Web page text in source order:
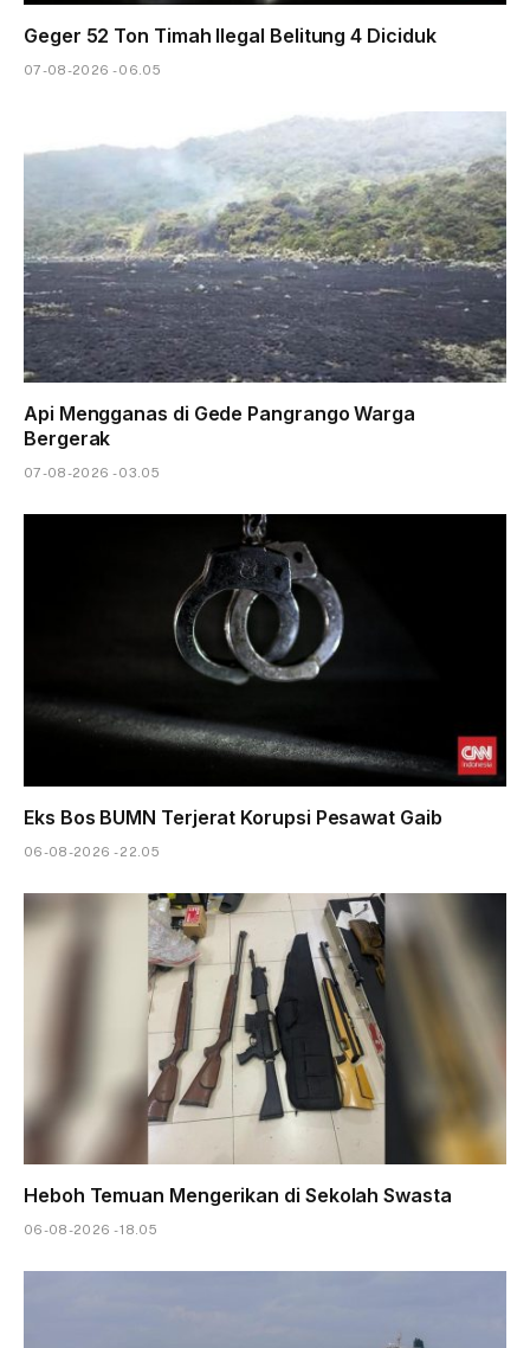
Geger 52 Ton Timah Ilegal Belitung 4 Diciduk
07-08-2026 - 06.05
Api Mengganas di Gede Pangrango Warga
Bergerak
07-08-2026 - 03.05
Eks Bos BUMN Terjerat Korupsi Pesawat Gaib
06-08-2026 - 22.05
Heboh Temuan Mengerikan di Sekolah Swasta
06-08-2026 - 18.05